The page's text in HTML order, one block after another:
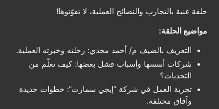
حلقة غنية بالتجارب والنصائح العملية، لا تفوّتوها!
مواضيع الحلقة:
التعريف بالضيف م/ أحمد مجدي: رحلته وخبرته العملية.
شركات أسسها وأسباب فشل بعضها: كيف تعلّم من
التحديات؟
تجربة العمل في شركة “إيجي سمارت”: خطوات جديدة
وآفاق مختلفة.